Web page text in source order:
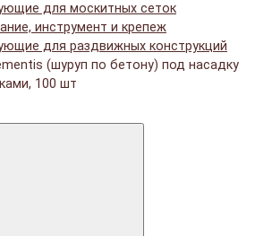
для москитных сеток
инструмент и крепеж
для раздвижных конструкций
(шуруп по бетону) под насадку
100 шт